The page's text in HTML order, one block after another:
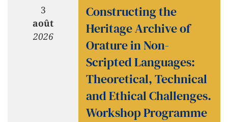
3
août
2026
Constructing the
Heritage Archive of
Orature in Non-
Scripted Languages:
Theoretical, Technical
and Ethical Challenges.
Workshop Programme